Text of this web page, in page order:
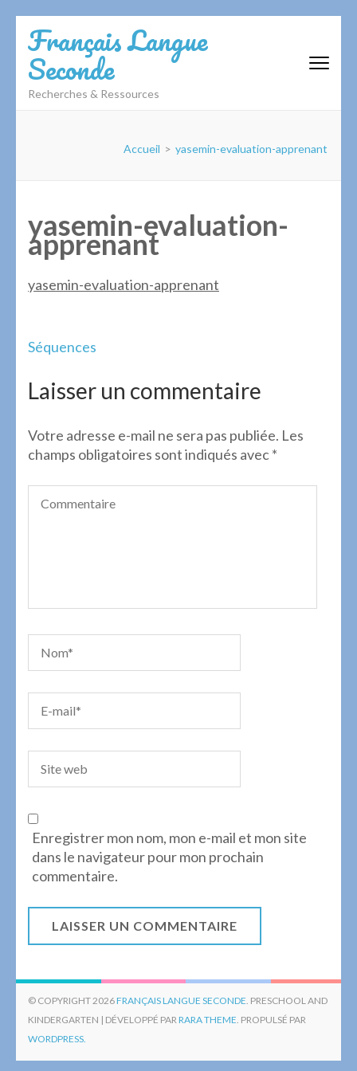
au
contenu
(Pressez
Entrée)
Français Langue
Seconde
Recherches & Ressources
Accueil > yasemin-evaluation-apprenant
yasemin-evaluation-
apprenant
yasemin-evaluation-apprenant
Navigation
l’article
Séquences
Laisser un commentaire
Votre adresse e-mail ne sera pas publiée. Les
champs obligatoires sont indiqués avec*
Enregistrer mon nom, mon e-mail et mon site
dans le navigateur pour mon prochain
commentaire.
© COPYRIGHT 2026FRANÇAIS LANGUE SECONDE. PRESCHOOL AND
KINDERGARTEN | DÉVELOPPÉ PARRARA THEME. PROPULSÉ PAR
WORDPRESS.